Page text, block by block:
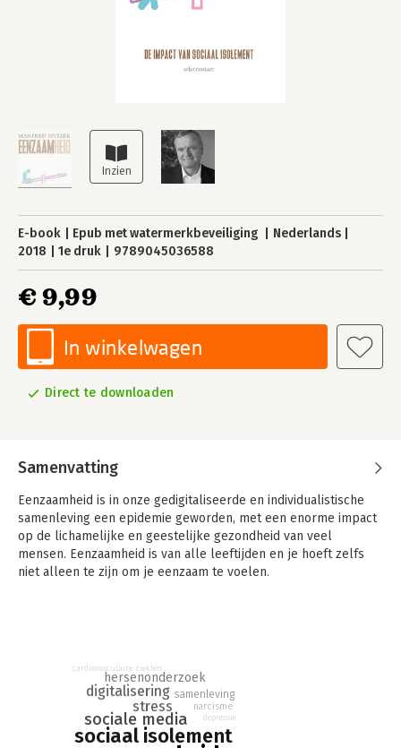
E-book Epub met watermerkbeveiliging
Nederlands
2018
1e druk 9789045036588
€ 9,99
In winkelwagen
Direct te downloaden
Samenvatting
Eenzaamheid is in onze gedigitaliseerde en individualistische
samenleving een epidemie geworden, met een enorme impact
op de lichamelijke en geestelijke gezondheid van veel
mensen. Eenzaamheid is van alle leeftijden en je hoeft zelfs
niet alleen te zijn om je eenzaam te voelen.
hebben, maar ook een kwaal is met fatale gevolgen voor
lichaam en geest. Eenzame mensen worden vaker ziek dan
anderen, krijgen gemiddeld eerder kanker en hart- en
vaatziekten, lijden vaker aan depressies en krijgen sneller last
sociaal isolement
sociale media
stress
digitalisering
hersenonderzoek
samenleving
narcisme
depressie
cardiovasculaire ziekten